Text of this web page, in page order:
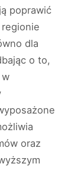
poprawić
dla
o to,
w
oraz